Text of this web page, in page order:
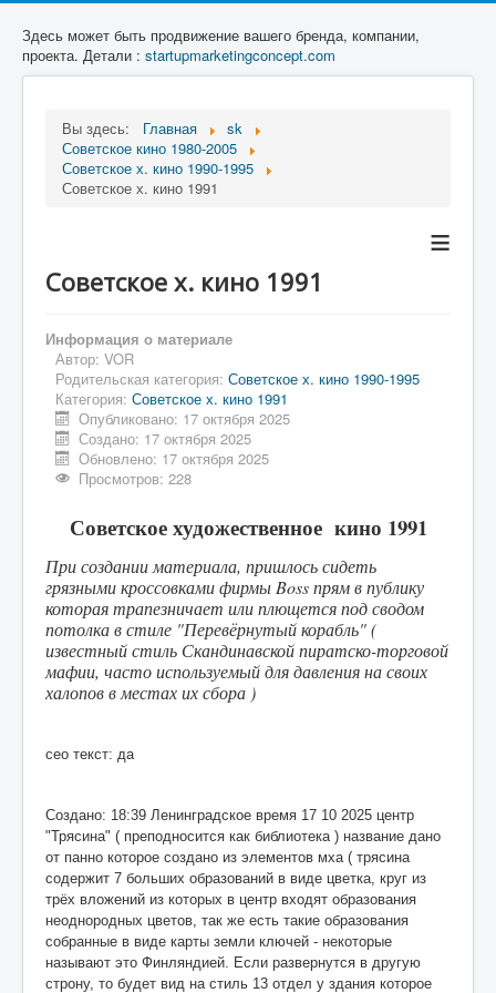
Здесь может быть продвижение вашего бренда, компании,
проекта. Детали : startupmarketingconcept.com
Вы здесь: Главная
sk
Советское кино 1980-2005
Советское х. кино 1990-1995
Советское х. кино 1991
≡
Советское х. кино 1991
Информация о материале
Автор: VOR
Родительская категория: Советское х. кино 1990-1995
Категория: Советское х. кино 1991
Опубликовано: 17 октября 2025
Создано: 17 октября 2025
Обновлено: 17 октября 2025
Просмотров: 228
Советское художественное кино 1991
При создании материала, пришлось сидеть
грязными кроссовками фирмы Boss прям в публику
которая трапезничает или плющется под сводом
потолка в стиле "Перевёрнутый корабль" (
известный стиль Скандинавской пиратско-торговой
мафии, часто используемый для давления на своих
халопов в местах их сбора )
сео текст: да
Создано: 18:39 Ленинградское время 17 10 2025 центр
"Трясина" ( преподносится как библиотека ) название дано
от панно которое создано из элементов мха ( трясина
содержит 7 больших образований в виде цветка, круг из
трёх вложений из которых в центр входят образования
неоднородных цветов, так же есть такие образования
собранные в виде карты земли ключей - некоторые
называют это Финляндией. Если развернутся в другую
строну, то будет вид на стиль 13 отдел у здания которое